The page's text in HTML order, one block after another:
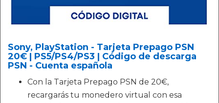
Sony, PlayStation - Tarjeta Prepago PSN
20€ | PS5/PS4/PS3 | Código de descarga
PSN - Cuenta española
Con la Tarjeta Prepago PSN de 20€,
recargarás tu monedero virtual con esa